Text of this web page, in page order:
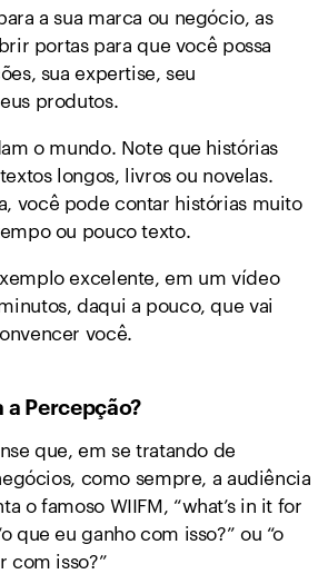
a sua marca ou negócio, as
portas para que você possa
sua expertise, seu
produtos.
o mundo. Note que histórias
longos, livros ou novelas.
você pode contar histórias muito
ou pouco texto.
excelente, em um vídeo
daqui a pouco, que vai
você.
Percepção?
que, em se tratando de
como sempre, a audiência
o famoso WIIFM, “what’s in it for
que eu ganho com isso?” ou “o
com isso?”